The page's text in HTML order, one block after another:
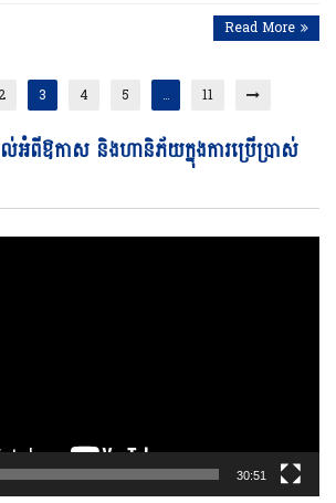
Read More
3 4 5 … 11
ពីឱកាស និងហានិភ័យក្នុងការប្រើប្រាស់
30:51